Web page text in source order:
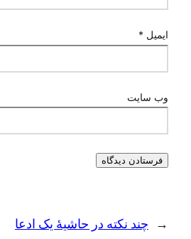
ایمیل *
وب‌ سایت
← چند نکته در حاشیهٔ یک ادعا